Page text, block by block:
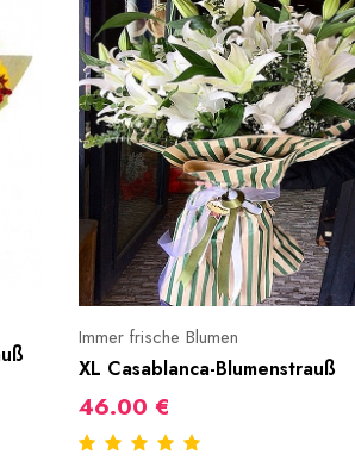
Immer frische Blumen
XL Casablanca-Blumenstrauß
46.00 €